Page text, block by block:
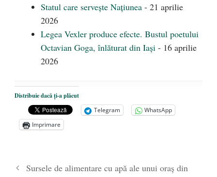
Statul care servește Națiunea - 21 aprilie
2026
Legea Vexler produce efecte. Bustul poetului
Octavian Goga, înlăturat din Iași - 16 aprilie
2026
Distribuie dacă ți-a plăcut
Telegram
WhatsApp
Imprimare
Sursele de alimentare cu apă ale unui oraș din